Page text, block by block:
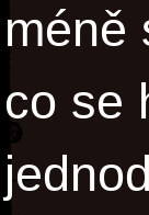
méně
co se